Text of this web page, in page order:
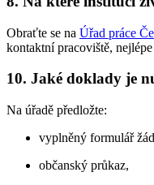
Obraťte se na Úřad práce
kontaktní pracoviště,
10. Jaké doklady je
Na úřadě předložte:
vyplněný formulář
občanský průkaz,